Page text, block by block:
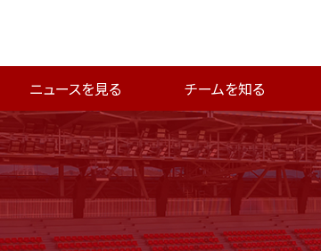
ニュースを見る チームを知る